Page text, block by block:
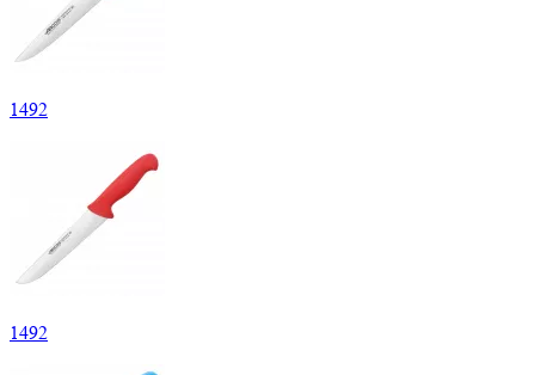
1492
1492